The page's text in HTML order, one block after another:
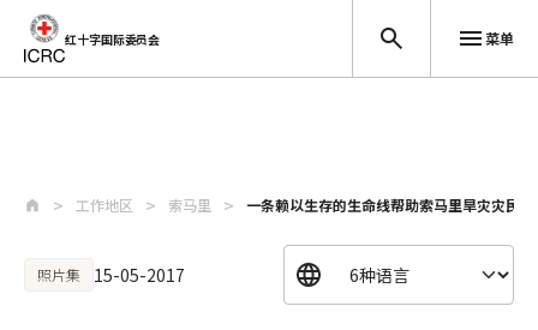
红十字国际委员会 菜单
工作地区 索马里 一条赖以生存的生命线帮助索马里旱灾灾民
照片集 15-05-2017